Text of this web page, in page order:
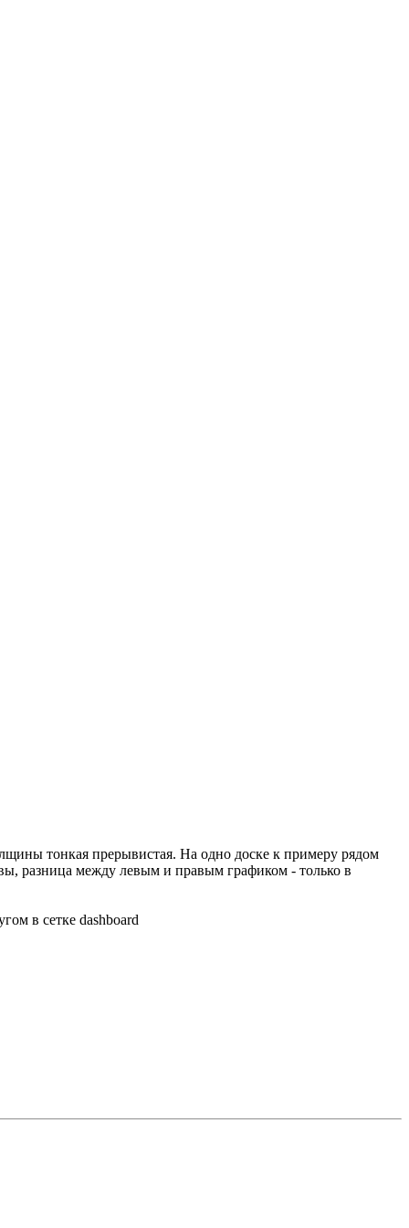
тонкая прерывистая. На одно доске к примеру рядом
разница между левым и правым графиком - только в
в сетке dashboard